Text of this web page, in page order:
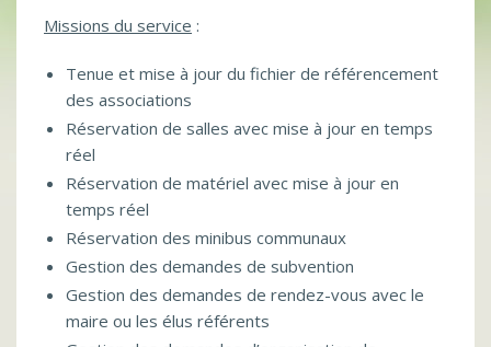
Missions du service :
Tenue et mise à jour du fichier de référencement
des associations
Réservation de salles avec mise à jour en temps
réel
Réservation de matériel avec mise à jour en
temps réel
Réservation des minibus communaux
Gestion des demandes de subvention
Gestion des demandes de rendez-vous avec le
maire ou les élus référents